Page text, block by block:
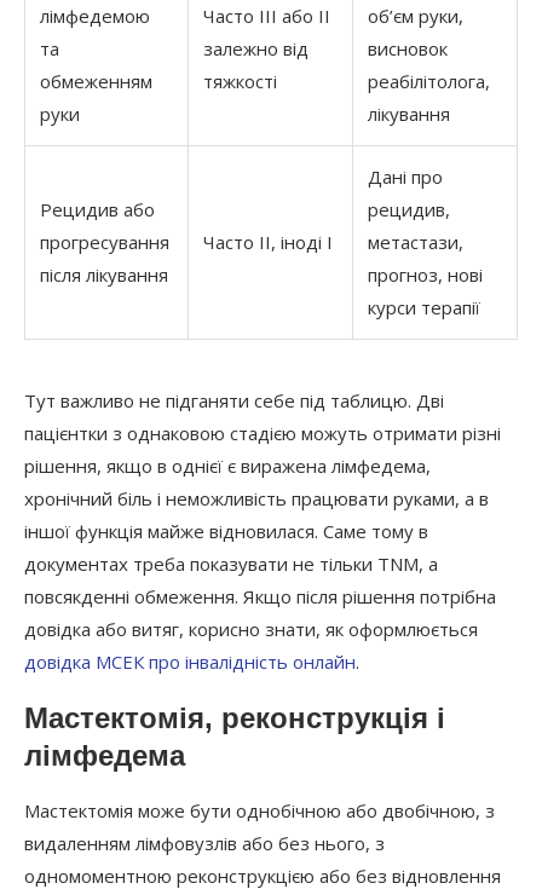
лімфедемою
та
обмеженням
руки
Часто III або II
залежно від
тяжкості
об’єм руки,
висновок
реабілітолога,
лікування
Рецидив або
прогресування
після лікування
Часто II, іноді I
Дані про
рецидив,
метастази,
прогноз, нові
курси терапії
Тут важливо не підганяти себе під таблицю. Дві
пацієнтки з однаковою стадією можуть отримати різні
рішення, якщо в однієї є виражена лімфедема,
хронічний біль і неможливість працювати руками, а в
іншої функція майже відновилася. Саме тому в
документах треба показувати не тільки TNM, а
повсякденні обмеження. Якщо після рішення потрібна
довідка або витяг, корисно знати, як оформлюється
довідка МСЕК про інвалідність онлайн.
Мастектомія, реконструкція і
лімфедема
Мастектомія може бути однобічною або двобічною, з
видаленням лімфовузлів або без нього, з
одномоментною реконструкцією або без відновлення